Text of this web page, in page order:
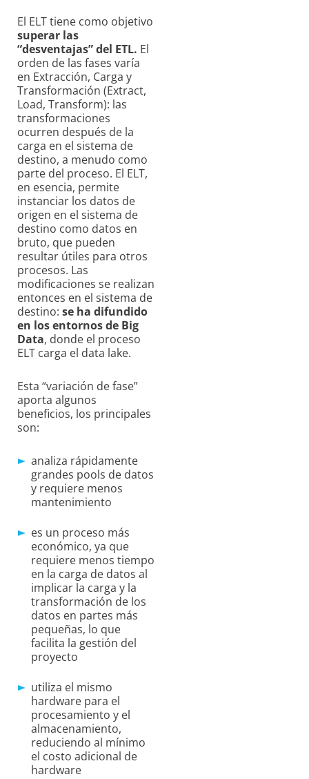
El ELT tiene como objetivo
superar las
“desventajas” del ETL. El
orden de las fases varía
en Extracción, Carga y
Transformación (Extract,
Load, Transform): las
transformaciones
ocurren después de la
carga en el sistema de
destino, a menudo como
parte del proceso. El ELT,
en esencia, permite
instanciar los datos de
origen en el sistema de
destino como datos en
bruto, que pueden
resultar útiles para otros
procesos. Las
modificaciones se realizan
entonces en el sistema de
destino: se ha difundido
en los entornos de Big
Data, donde el proceso
ELT carga el data lake.
Esta “variación de fase”
aporta algunos
beneficios, los principales
son:
analiza rápidamente
grandes pools de datos
y requiere menos
mantenimiento
es un proceso más
económico, ya que
requiere menos tiempo
en la carga de datos al
implicar la carga y la
transformación de los
datos en partes más
pequeñas, lo que
facilita la gestión del
proyecto
utiliza el mismo
hardware para el
procesamiento y el
almacenamiento,
reduciendo al mínimo
el costo adicional de
hardware